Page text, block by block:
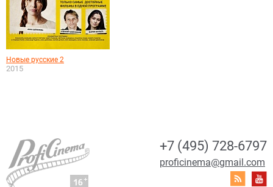
Новые русские 2
2015
+7 (495) 728-6797
proficinema@gmail.com